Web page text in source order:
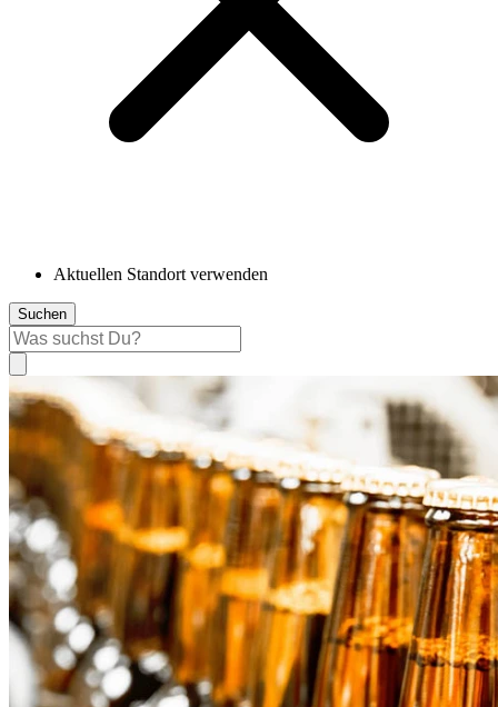
Aktuellen Standort verwenden
Suchen